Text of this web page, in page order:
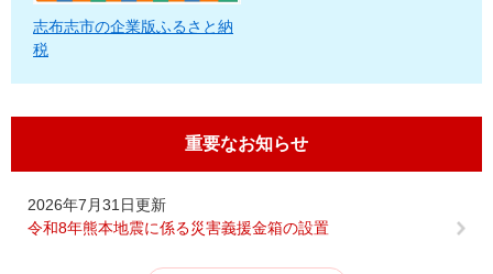
志布志市の企業版ふるさと納
税
重要なお知らせ
2026年7月31日更新
令和8年熊本地震に係る災害義援金箱の設置